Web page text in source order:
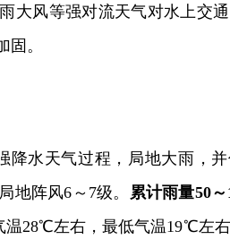
大风等强对流天气对水上交
。
降水天气过程，局地大雨，
地阵风6～7级。
累计雨量50～
温28℃左右，最低气温19℃左